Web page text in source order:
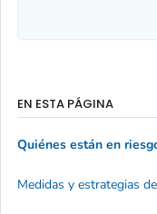
EN ESTA PÁGINA
Quiénes están en
Medidas y estrategias